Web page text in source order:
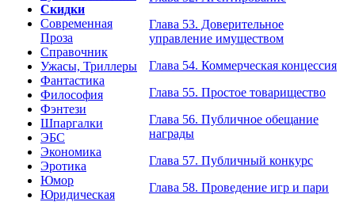
Скидки
Современная
Проза
Справочник
Ужасы, Триллеры
Фантастика
Философия
Фэнтези
Шпаргалки
ЭБС
Экономика
Эротика
Юмор
Юридическая
Глава 53. Доверительное
управление имуществом
Глава 54. Коммерческая концессия
Глава 55. Простое товарищество
Глава 56. Публичное обещание
награды
Глава 57. Публичный конкурс
Глава 58. Проведение игр и пари